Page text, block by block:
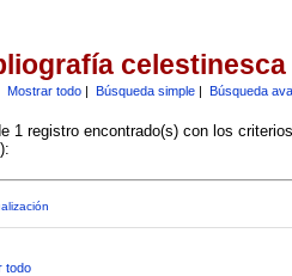
celestinesca
Mostrar todo| Búsqueda simple| Búsqueda
1 registro encontrado(s) con los
):
todo